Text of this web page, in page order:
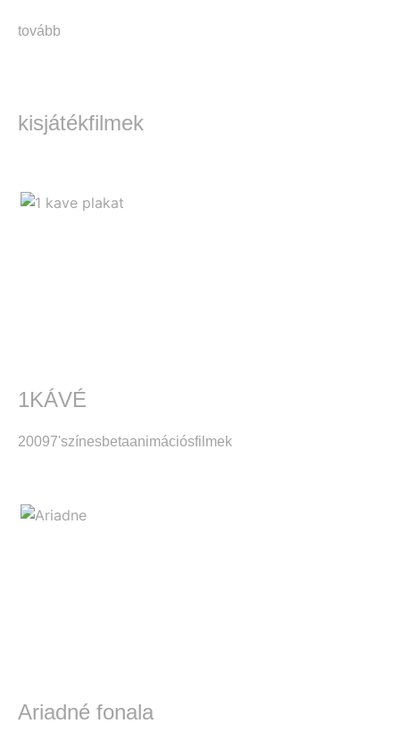
tovább
kisjátékfilmek
1KÁVÉ
20097'színesbetaanimációsfilmek
Ariadné fonala